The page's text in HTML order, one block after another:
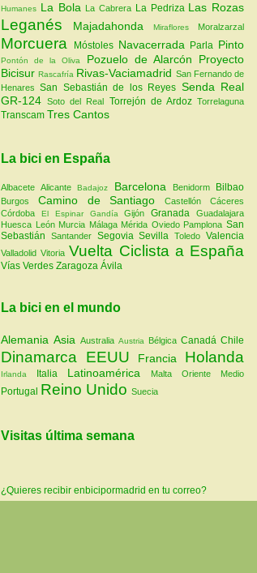
Humanes La Bola La Cabrera La Pedriza Las Rozas
Leganés Majadahonda Miraflores Moralzarzal
Morcuera Móstoles Navacerrada Parla Pinto
Pontón de la Oliva Pozuelo de Alarcón Proyecto
BicisurRascafría Rivas-Vaciamadrid San Fernando de
HenaresSan Sebastián de los Reyes Senda Real
GR-124Soto del Real Torrejón de ArdozTorrelaguna
Transcam Tres Cantos
La bici en España
AlbaceteAlicanteBadajoz Barcelona Benidorm Bilbao
Burgos Camino de SantiagoCastellónCáceres
Córdoba El Espinar GandíaGijónGranadaGuadalajara
Huesca León Murcia Málaga Mérida Oviedo PamplonaSan
Sebastián Santander SegoviaSevillaToledoValencia
ValladolidVitoria Vuelta Ciclista a España
Vías Verdes Zaragoza Ávila
La bici en el mundo
Alemania Asia Australia Austria Bélgica Canadá Chile
Dinamarca EEUU Francia Holanda
Irlanda Italia Latinoamérica Malta Oriente Medio
Portugal Reino Unido Suecia
Visitas última semana
¿Quieres recibir enbicipormadrid en tu correo?